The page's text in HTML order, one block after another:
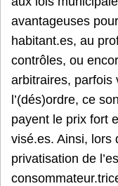
avantageuses
habitant.es, au
contrôles, ou
arbitraires, parfois
l’(dés)ordre, ce
payent le prix fort
visé.es. Ainsi, lors
privatisation de